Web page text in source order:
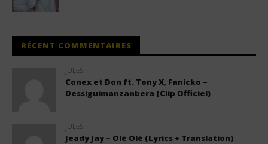
RÉCENT COMMENTAIRES
JULES
Conex et Don ft. Tony X, Fanicko –
Dessiguimanzanbera (Clip Officiel)
JULES
Jeady Jay – Olé Olé (Lyrics + Translation)